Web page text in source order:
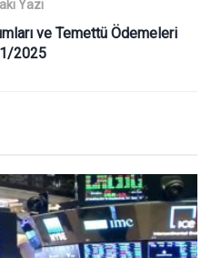
Yazı
ve Temettü Ödemeleri
2025